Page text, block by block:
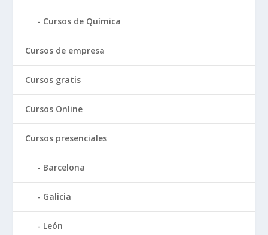
Cursos de Química
Cursos de empresa
Cursos gratis
Cursos Online
Cursos presenciales
Barcelona
Galicia
León